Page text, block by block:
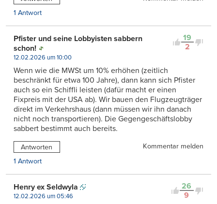
1 Antwort
19
2
Pfister und seine Lobbyisten sabbern
schon!
12.02.2026 um 10:00
Wenn wie die MWSt um 10% erhöhen (zeitlich
beschränkt für etwa 100 Jahre), dann kann sich Pfister
auch so ein Schiffli leisten (dafür macht er einen
Fixpreis mit der USA ab). Wir bauen den Flugzeugträger
direkt im Verkehrshaus (dann müssen wir ihn danach
nicht noch transportieren). Die Gegengeschäftslobby
sabbert bestimmt auch bereits.
Antworten
Kommentar melden
1 Antwort
26
9
Henry ex Seldwyla
12.02.2026 um 05:46